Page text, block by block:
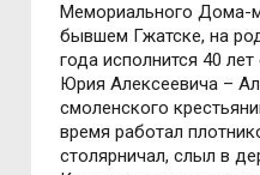
Мемориального Дома-
бывшем Гжатске, на
года исполнится 40
Юрия Алексеевича –
смоленского
время работал
столярничал, слыл в